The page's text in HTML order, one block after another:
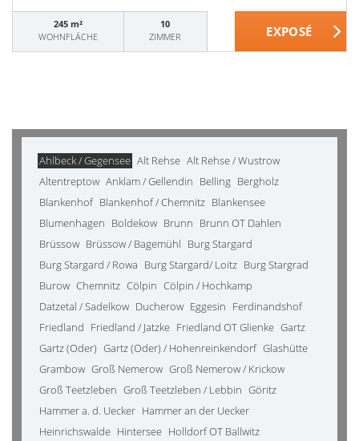
245 m²
WOHNFLÄCHE
10
ZIMMER
Ahlbeck / Gegensee Alt Rehse Alt Rehse / Wustrow
Altentreptow Anklam / Gellendin Belling Bergholz
Blankenhof Blankenhof / Chemnitz Blankensee
Blumenhagen Boldekow Brunn Brunn OT Dahlen
Brüssow Brüssow / Bagemühl Burg Stargard
Burg Stargard / Rowa Burg Stargard/ Loitz Burg Stargrad
Burow Chemnitz Cölpin Cölpin / Hochkamp
Datzetal / Sadelkow Ducherow Eggesin Ferdinandshof
Friedland Friedland / Jatzke Friedland OT Glienke Gartz
Gartz (Oder) Gartz (Oder) / Hohenreinkendorf Glashütte
Grambow Groß Nemerow Groß Nemerow / Krickow
Groß Teetzleben Groß Teetzleben / Lebbin Göritz
Hammer a. d. Uecker Hammer an der Uecker
Heinrichswalde Hintersee Holldorf OT Ballwitz